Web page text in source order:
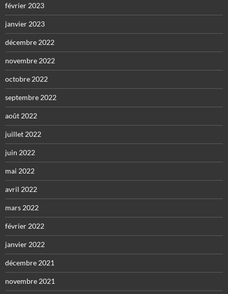
février 2023
janvier 2023
décembre 2022
novembre 2022
octobre 2022
septembre 2022
août 2022
juillet 2022
juin 2022
mai 2022
avril 2022
mars 2022
février 2022
janvier 2022
décembre 2021
novembre 2021